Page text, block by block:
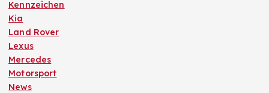
Kennzeichen
Kia
Land Rover
Lexus
Mercedes
Motorsport
News